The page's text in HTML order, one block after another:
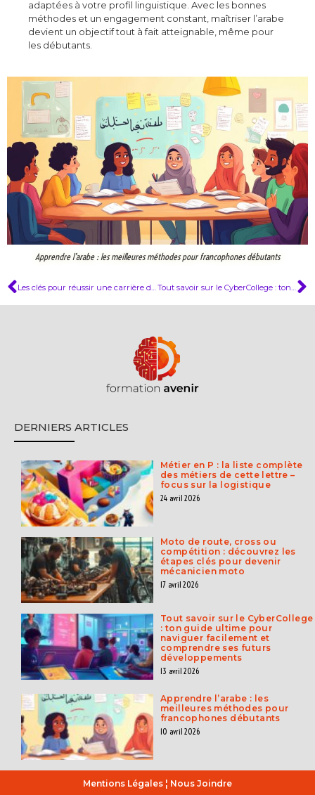
adaptées à votre profil linguistique. Avec les bonnes
méthodes et un engagement constant, maîtriser l’arabe
devient un objectif tout à fait atteignable, même pour
les débutants.
Apprendre l’arabe : les meilleures méthodes pour francophones débutants
Les clés pour réussir une carrière dans les métiers du design créatif Tout savoir sur le CyberCollege : ton guide ultime pour naviguer facilement et comprendre ses futurs développements
DERNIERS ARTICLES
Métier en P : la liste complète
des métiers de cette lettre –
focus sur la logistique
24 avril 2026
Moto de route, cross ou
compétition : découvrez les
étapes clés pour devenir
mécanicien moto
17 avril 2026
Tout savoir sur le CyberCollege
: ton guide ultime pour
naviguer facilement et
comprendre ses futurs
développements
13 avril 2026
Apprendre l’arabe : les
meilleures méthodes pour
francophones débutants
10 avril 2026
Mentions Légales ¦ Nous Joindre